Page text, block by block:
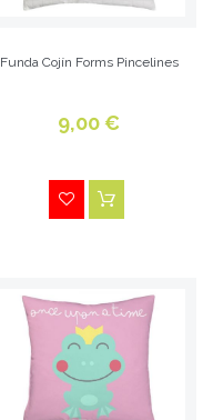
Funda Cojín Forms Pincelines
9,00 €